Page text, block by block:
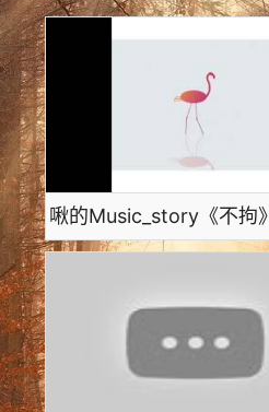
啾的Music_story《不拘》